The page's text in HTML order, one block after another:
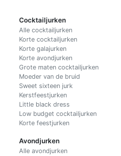
Cocktailjurken
Alle cocktailjurken
Korte cocktailjurken
Korte galajurken
Korte avondjurken
Grote maten cocktailjurken
Moeder van de bruid
Sweet sixteen jurk
Kerstfeestjurken
Little black dress
Low budget cocktailjurken
Korte feestjurken
Avondjurken
Alle avondjurken